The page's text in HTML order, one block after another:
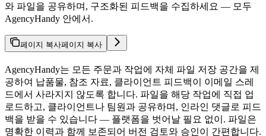
와 파일을 공유하며, 구조화된 피드백을 수집하세요 — 모두
AgencyHandy 안에서.
페이지 복사페이지 복사
AgencyHandy는 모든 주문과 작업에 자체 파일 저장 공간을 제
공하여 납품물, 참조 자료, 클라이언트 피드백이 이메일 스레
드에서 사라지지 않도록 합니다. 파일을 해당 작업에 직접 업
로드하고, 클라이언트나 팀원과 공유하며, 인라인 댓글로 피드
백을 받을 수 있습니다 — 플랫폼을 벗어날 필요 없이. 파일은
명확한 이력과 함께 보존되어 버전 검토와 승인이 간편합니다.